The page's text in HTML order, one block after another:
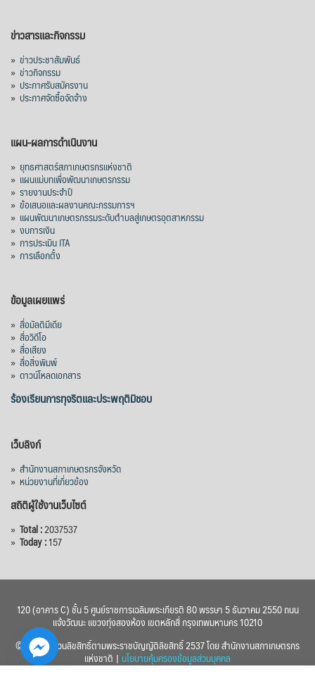
ส่งออกมันครึ่งปี 69 ปริมาณ 2.52 ล้านตัน
ลด 51.63% ยังดีที่ราคาขายดีกว่าปีก่อน
mgronline.com
View on Facebook
สภาเกษตรกรแห่งชาติ
2 days ago
คณะรัฐมนตรี อนุมัติโครงการอ่างเก็บน้ำ
คลองวังโตนด วงเงิน 7,200 ล้านบาท สะท้อน
ผลสำเร็จการผลักดันข้อเสนอเชิงนโยบายของ
เมื่อวันที่ 5 สิงหาคม 2569 คณะรัฐมนตรีมีมติ
อนุมัติโครงการอ่างเก็บน้ำคลองวังโตนด
จังหวัดจันทบุรี กรอบวงเงิน 7,200 ล้านบาท
กำหนดระยะเวลาดำเนินงาน 7 ปี (พ.ศ. 2570–
2576) โดยโครงการมีความจุ 99.50 ล้าน
ลูกบาศก์เมตร สามารถสนับสนุนพื้นที่
ชลประทานกว่า 87,700 ไร่ เพิ่ม
View on Facebook
ข่าวสารและกิจกรรม
» ข่าวประชาสัมพันธ์
» ข่าวกิจกรรม
» ประกาศรับสมัครงาน
» ประกาศจัดซื้อจัดจ้าง
แผน-ผลการดำเนินงาน
» ยุทธศาสตร์สภาเกษตรกรแห่งชาติ
» แผนแม่บทเพื่อพัฒนาเกษตรกรรม
» รายงานประจำปี
» ข้อเสนอและผลงานคณะกรรมการฯ
» แผนพัฒนาเกษตรกรรมระดับตำบลสู่เกษตรอุตสาหกรรม
» งบการเงิน
» การประเมิน ITA
» การเลือกตั้ง
ข้อมูลเผยแพร่
» สื่อมัลติมีเดีย
» สื่อวิดีโอ
» สื่อเสียง
» สื่อสิ่งพิมพ์
» ดาวน์โหลดเอกสาร
ร้องเรียนการทุจริตและประพฤติมิชอบ
เว็บลิงก์
» สำนักงานสภาเกษตรกรจังหวัด
» หน่วยงานที่เกี่ยวข้อง
สถิติผู้ใช้งานเว็บไซต์
» Total :2037537
» Today :157
120 (อาคาร C) ชั้น 5 ศูนย์ราชการเฉลิมพระเกียรติ 80 พรรษา 5 ธันวาคม 2550 ถนน
แจ้งวัฒนะ แขวงทุ่งสองห้อง เขตหลักสี่ กรุงเทพมหานคร 10210
© 2560 สงวนลิขสิทธิ์ตามพระราชบัญญัติลิขสิทธิ์ 2537 โดย สำนักงานสภาเกษตรกร
แห่งชาติ | นโยบายคุ้มครองข้อมูลส่วนบุคคล